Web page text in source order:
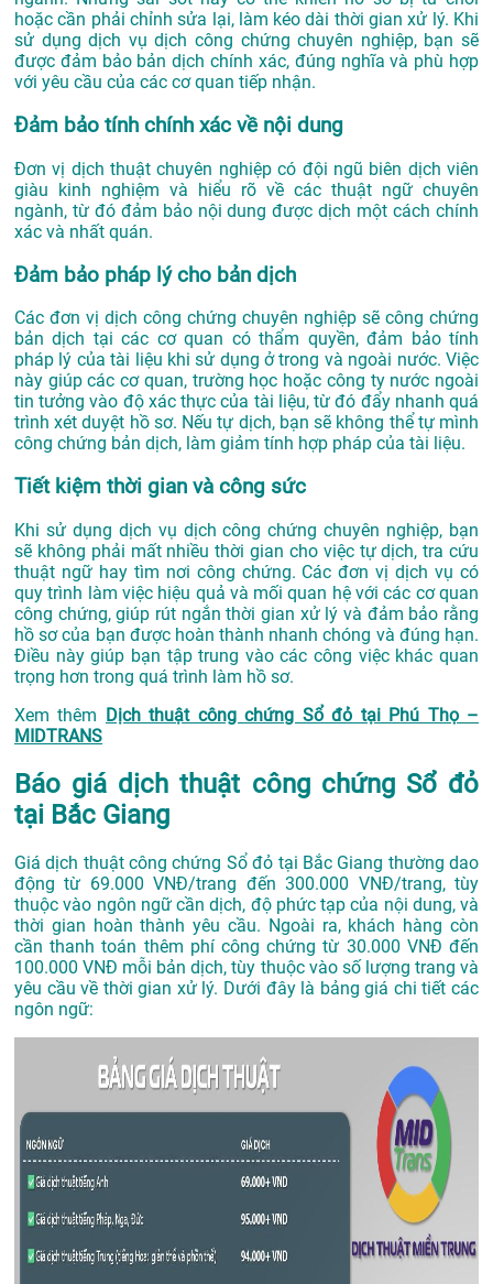
hoặc cần phải chỉnh sửa lại, làm kéo dài thời gian xử lý. Khi
sử dụng dịch vụ dịch công chứng chuyên nghiệp, bạn sẽ
được đảm bảo bản dịch chính xác, đúng nghĩa và phù hợp
với yêu cầu của các cơ quan tiếp nhận.
Đảm bảo tính chính xác về nội dung
Đơn vị dịch thuật chuyên nghiệp có đội ngũ biên dịch viên
giàu kinh nghiệm và hiểu rõ về các thuật ngữ chuyên
ngành, từ đó đảm bảo nội dung được dịch một cách chính
xác và nhất quán.
Đảm bảo pháp lý cho bản dịch
Các đơn vị dịch công chứng chuyên nghiệp sẽ công chứng
bản dịch tại các cơ quan có thẩm quyền, đảm bảo tính
pháp lý của tài liệu khi sử dụng ở trong và ngoài nước. Việc
này giúp các cơ quan, trường học hoặc công ty nước ngoài
tin tưởng vào độ xác thực của tài liệu, từ đó đẩy nhanh quá
trình xét duyệt hồ sơ. Nếu tự dịch, bạn sẽ không thể tự mình
công chứng bản dịch, làm giảm tính hợp pháp của tài liệu.
Tiết kiệm thời gian và công sức
Khi sử dụng dịch vụ dịch công chứng chuyên nghiệp, bạn
sẽ không phải mất nhiều thời gian cho việc tự dịch, tra cứu
thuật ngữ hay tìm nơi công chứng. Các đơn vị dịch vụ có
quy trình làm việc hiệu quả và mối quan hệ với các cơ quan
công chứng, giúp rút ngắn thời gian xử lý và đảm bảo rằng
hồ sơ của bạn được hoàn thành nhanh chóng và đúng hạn.
Điều này giúp bạn tập trung vào các công việc khác quan
trọng hơn trong quá trình làm hồ sơ.
Xem thêm Dịch thuật công chứng Sổ đỏ tại Phú Thọ –
MIDTRANS
Báo giá dịch thuật công chứng Sổ đỏ
tại Bắc Giang
Giá dịch thuật công chứng Sổ đỏ tại Bắc Giang thường dao
động từ 69.000 VNĐ/trang đến 300.000 VNĐ/trang, tùy
thuộc vào ngôn ngữ cần dịch, độ phức tạp của nội dung, và
thời gian hoàn thành yêu cầu. Ngoài ra, khách hàng còn
cần thanh toán thêm phí công chứng từ 30.000 VNĐ đến
100.000 VNĐ mỗi bản dịch, tùy thuộc vào số lượng trang và
yêu cầu về thời gian xử lý. Dưới đây là bảng giá chi tiết các
ngôn ngữ: